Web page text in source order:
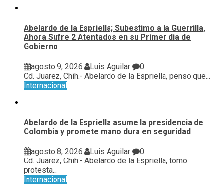
Abelardo de la Espriella; Subestimo a la Guerrilla,
Ahora Sufre 2 Atentados en su Primer dia de
Gobierno
agosto 9, 2026 Luis Aguilar
0
Cd. Juarez, Chih.- Abelardo de la Espriella, penso que...
Internacional
Abelardo de la Espriella asume la presidencia de
Colombia y promete mano dura en seguridad
agosto 8, 2026 Luis Aguilar
0
Cd. Juarez, Chih.- Abelardo de la Espriella, tomo
protesta...
Internacional